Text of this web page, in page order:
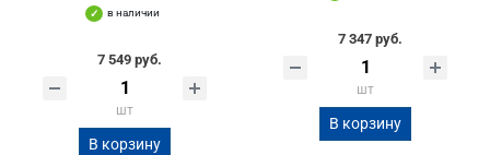
в наличии
7 549 руб.
шт
В корзину
7 347 руб.
шт
В корзину